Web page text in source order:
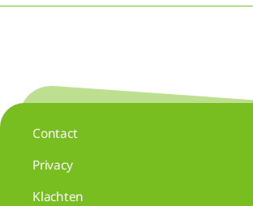
Contact
Privacy
Klachten